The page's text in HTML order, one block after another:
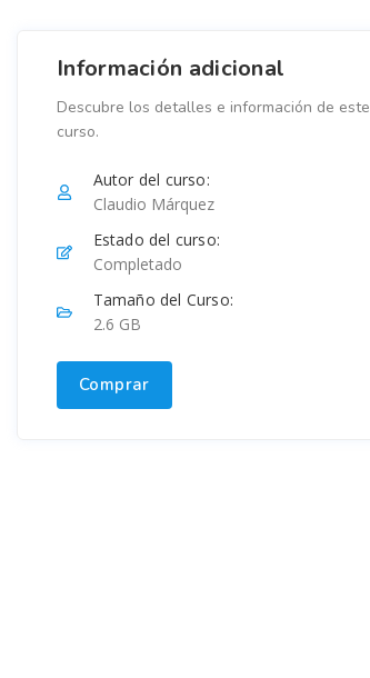
Información adicional
Descubre los detalles e información de este
curso.
Autor del curso:
Claudio Márquez
Estado del curso:
Completado
Tamaño del Curso:
2.6 GB
Comprar